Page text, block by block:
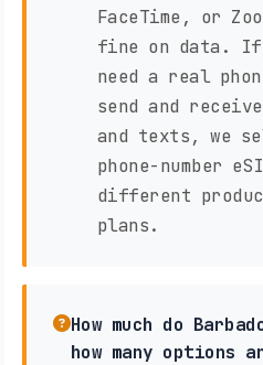
FaceTime, or
fine on data.
need a real
send and
and texts, we
phone-number
different
plans.
How much do
how many options